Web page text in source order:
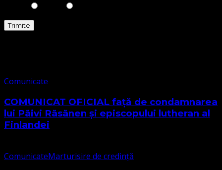
Comunicate
COMUNICAT OFICIAL față de condamnarea
lui Päivi Räsänen și episcopului lutheran al
Finlandei
ComunicateMarturisire de credință